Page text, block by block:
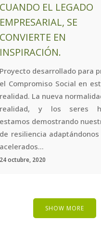
CUANDO EL LEGADO
EMPRESARIAL, SE
CONVIERTE EN
INSPIRACIÓN.
Proyecto desarrollado para
el Compromiso Social en
realidad. La nueva
realidad, y los seres
estamos demostrando
de resiliencia
acelerados...
24 octubre, 2020
SHOW MORE